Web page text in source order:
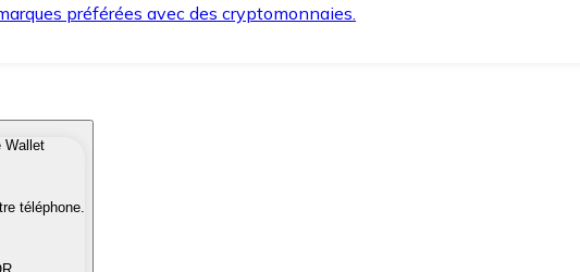
préférées avec des cryptomonnaies.
rapidement et en toute sécurité.
fiduciaire lorsque vous en avez besoin.
Wallet
téléphone.